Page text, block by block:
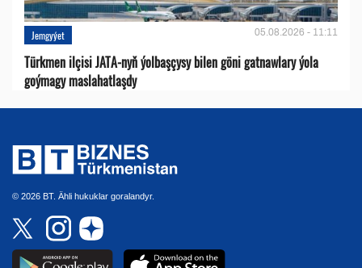
Jemgyýet 05.08.2026 - 11:11
Türkmen ilçisi JATA-nyň ýolbaşçysy bilen göni gatnawlary ýola
goýmagy maslahatlaşdy
© 2026 BT. Ähli hukuklar goralandyr.